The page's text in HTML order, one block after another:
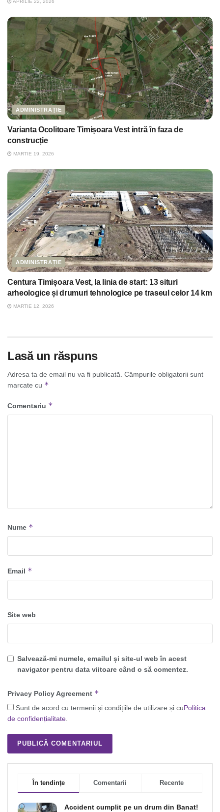
APRILIE 22, 2026
ADMINISTRAȚIE
Varianta Ocolitoare Timișoara Vest intră în faza de
construcție
MARTIE 19, 2026
ADMINISTRAȚIE
Centura Timișoara Vest, la linia de start: 13 situri
arheologice și drumuri tehnologice pe traseul celor 14 km
MARTIE 12, 2026
Lasă un răspuns
Adresa ta de email nu va fi publicată. Câmpurile obligatorii sunt
marcate cu *
Comentariu *
Nume *
Email *
Site web
Salvează-mi numele, emailul și site-ul web în acest
navigator pentru data viitoare când o să comentez.
Privacy Policy Agreement *
Sunt de acord cu termenii și condițiile de utilizare și cuPolitica
de confidențialitate.
În tendințe Comentarii Recente
Accident cumplit pe un drum din Banat!